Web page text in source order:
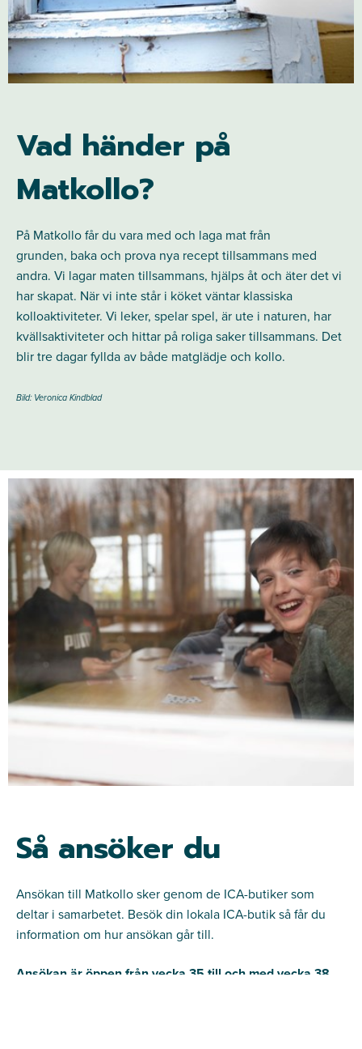
Vad händer på
Matkollo?
På Matkollo får du vara med och laga mat från
grunden, baka och prova nya recept tillsammans med
andra. Vi lagar maten tillsammans, hjälps åt och äter det vi
har skapat. När vi inte står i köket väntar klassiska
kolloaktiviteter. Vi leker, spelar spel, är ute i naturen, har
kvällsaktiviteter och hittar på roliga saker tillsammans. Det
blir tre dagar fyllda av både matglädje och kollo.
Bild: Veronica Kindblad
Så ansöker du
Ansökan till Matkollo sker genom de ICA-butiker som
deltar i samarbetet. Besök din lokala ICA-butik så får du
information om hur ansökan går till.
Ansökan är öppen från vecka 35 till och med vecka 38.